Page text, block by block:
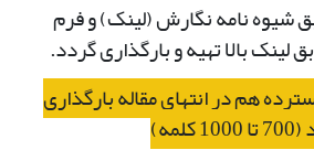
شیوه نامه نگارش (لینک) و فرم
بالا تهیه و بارگذاری گردد.
هم در انتهای مقاله بارگذاری